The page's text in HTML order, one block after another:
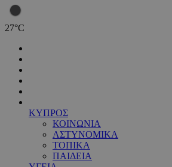
27°C
ΚΥΠΡΟΣ
ΚΟΙΝΩΝΙΑ
ΑΣΤΥΝΟΜΙΚΑ
ΤΟΠΙΚΑ
ΠΑΙΔΕΙΑ